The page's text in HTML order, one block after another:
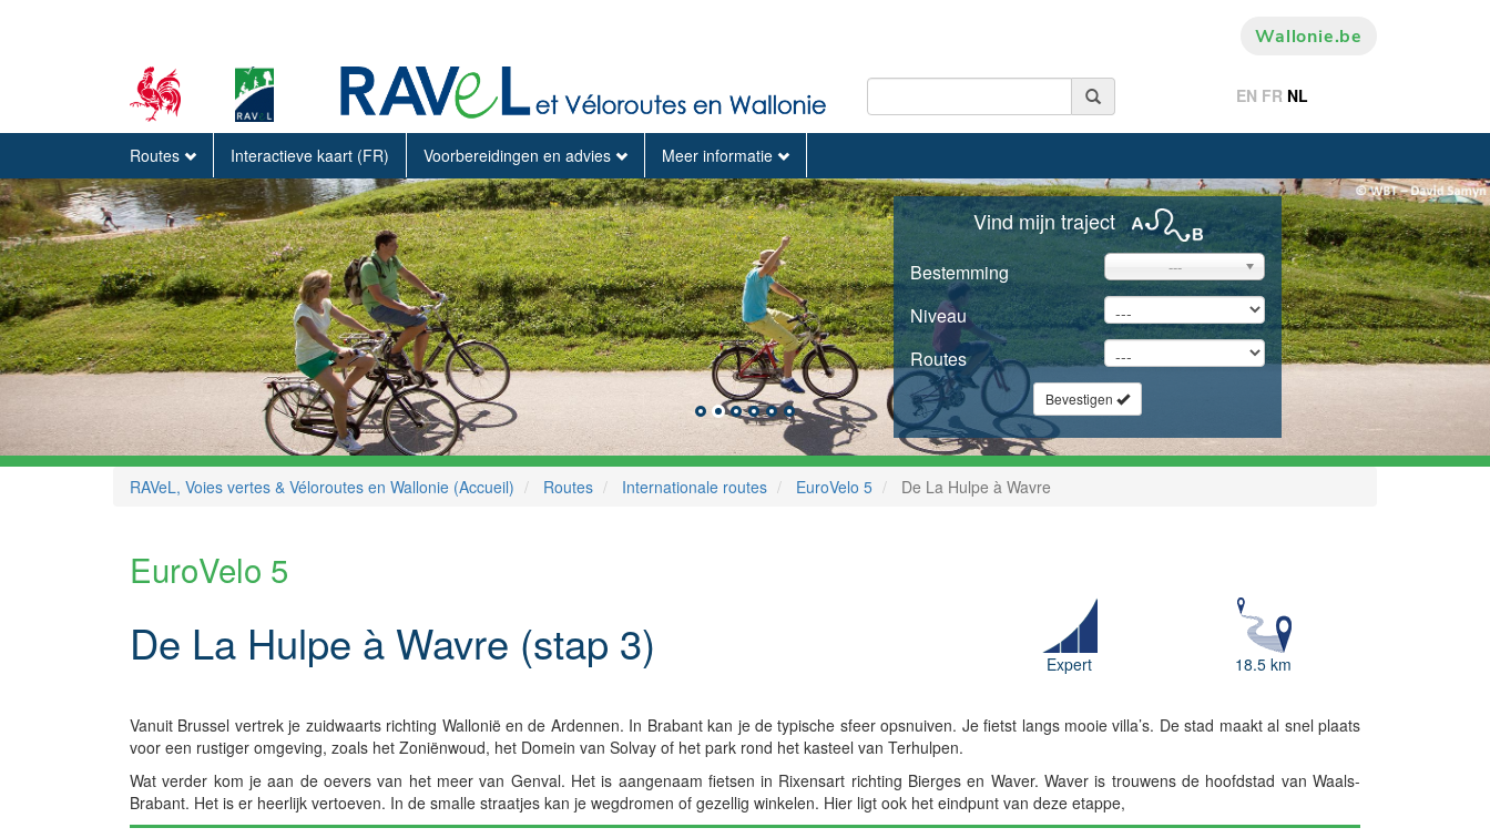
Wallonie.be
EN FR NL
Routes Interactieve kaart (FR) Voorbereidingen en advies Meer informatie
Vind mijn traject
Bestemming ---
Niveau
Routes
Bevestigen
RAVeL, Voies vertes & Véloroutes en Wallonie (Accueil) Routes Internationale routes EuroVelo 5 De La Hulpe à Wavre
EuroVelo 5
De La Hulpe à Wavre (stap 3) Expert 18.5 km
Vanuit Brussel vertrek je zuidwaarts richting Wallonië en de Ardennen. In Brabant kan je de typische sfeer opsnuiven. Je fietst langs mooie villa’s. De stad maakt al snel plaats
voor een rustiger omgeving, zoals het Zoniënwoud, het Domein van Solvay of het park rond het kasteel van Terhulpen.
Wat verder kom je aan de oevers van het meer van Genval. Het is aangenaam fietsen in Rixensart richting Bierges en Waver. Waver is trouwens de hoofdstad van Waals-
Brabant. Het is er heerlijk vertoeven. In de smalle straatjes kan je wegdromen of gezellig winkelen. Hier ligt ook het eindpunt van deze etappe,